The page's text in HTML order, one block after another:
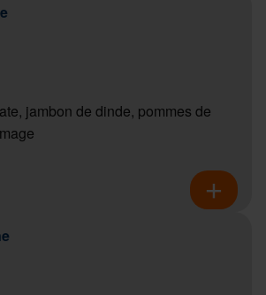
jambon de dinde, pommes de